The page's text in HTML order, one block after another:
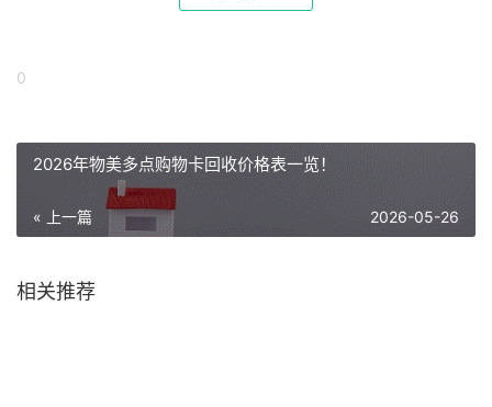
0
2026年物美多点购物卡回收价格表一览！
« 上一篇 2026-05-26
相关推荐